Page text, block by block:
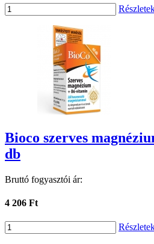
Bioco szerves
db
Bruttó fogyasztói ár:
4 206 Ft